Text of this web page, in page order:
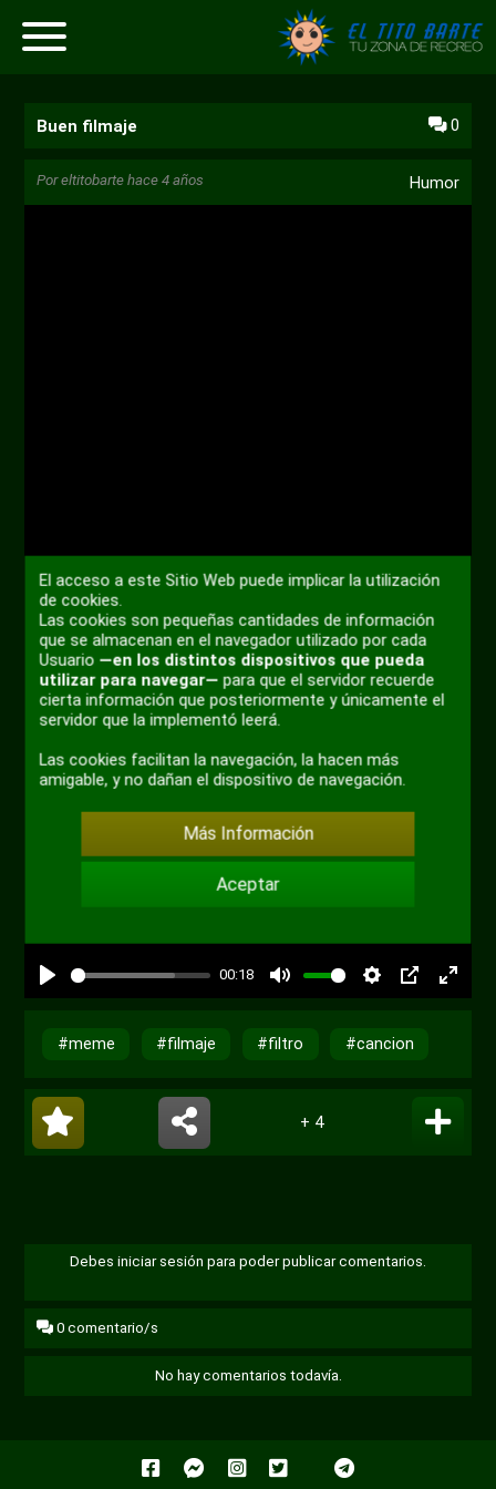
Buen filmaje 0
Poreltitobarte hace 4 años Humor
Reproducir
00:18
Desactivar Ajustes
PIP
Reproducir
#meme #filmaje #filtro #cancion
+ 4
Debes iniciar sesión para poder publicar comentarios.
0 comentario/s
No hay comentarios todavía.
El acceso a este Sitio Web puede implicar la utilización
de cookies.
Las cookies son pequeñas cantidades de información
que se almacenan en el navegador utilizado por cada
Usuario —en los distintos dispositivos que pueda
utilizar para navegar— para que el servidor recuerde
cierta información que posteriormente y únicamente el
servidor que la implementó leerá.
Las cookies facilitan la navegación, la hacen más
amigable, y no dañan el dispositivo de navegación.
Más Información
Aceptar